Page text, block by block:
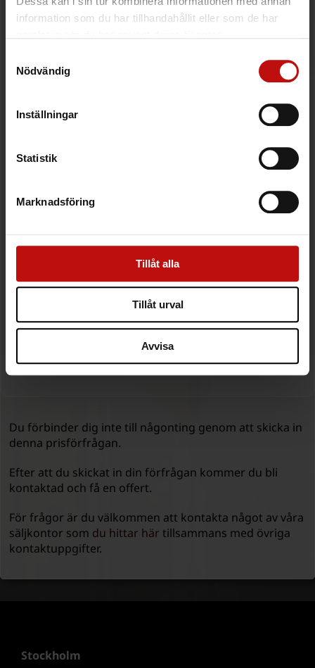
information som du har tillhandahållit eller som de har
Nödvändig
Inställningar
Statistik
Marknadsföring
Tillåt alla
Tillåt urval
Avvisa
SKICKA FÖRFRÅGAN
Du förbinder dig inte till någonting genom att skicka in
denna prisförfrågan.
Efter att du skickat in din förfrågan kommer du bli
kontaktad och få en offert.
För frågor är du välkommen att kontakta något av våra
säljkontor som du hittar här tillsammans med övriga
kontaktuppgifter.
Stockholm